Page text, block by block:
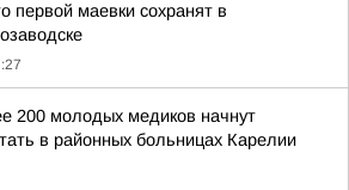
первой маевки сохранят в
200 молодых медиков начнут
в районных больницах Карелии